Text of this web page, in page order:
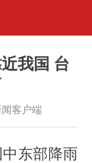
我国 台
客户端
东部降雨